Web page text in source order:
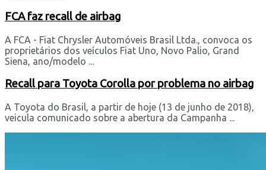
FCA faz recall de airbag
A FCA - Fiat Chrysler Automóveis Brasil Ltda., convoca os
proprietários dos veículos Fiat Uno, Novo Palio, Grand
Siena, ano/modelo ...
Recall para Toyota Corolla por problema no airbag
A Toyota do Brasil, a partir de hoje (13 de junho de 2018),
veicula comunicado sobre a abertura da Campanha ...